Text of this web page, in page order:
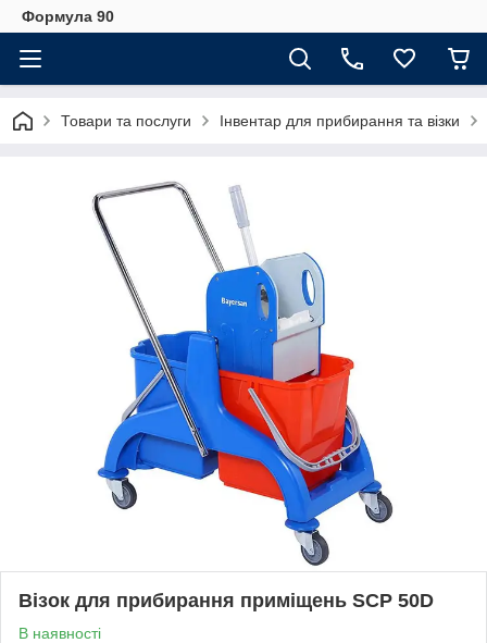
Формула 90
Товари та послуги Інвентар для прибирання та візки
Візок для прибирання приміщень SCP 50D
В наявності